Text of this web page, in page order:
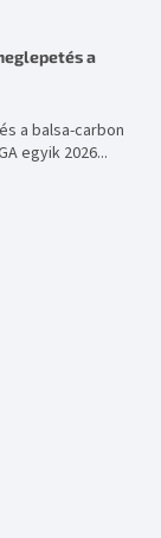
a
a balsa-carbon
egyik 2026...